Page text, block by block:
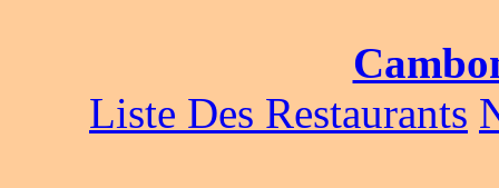
Liste Des Restaurants